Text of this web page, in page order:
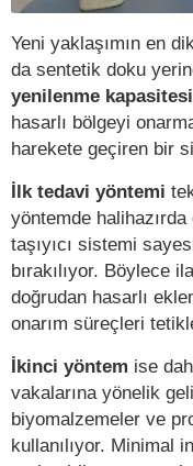
Yeni yaklaşımın en
da sentetik doku
yenilenme
hasarlı bölgeyi
harekete geçiren bir
İlk tedavi yöntemi
yöntemde
taşıyıcı sistemi
bırakılıyor. Böylece
doğrudan hasarlı
onarım süreçleri
İkinci yöntem ise
vakalarına yönelik
biyomalzemeler ve
kullanılıyor. Minimal